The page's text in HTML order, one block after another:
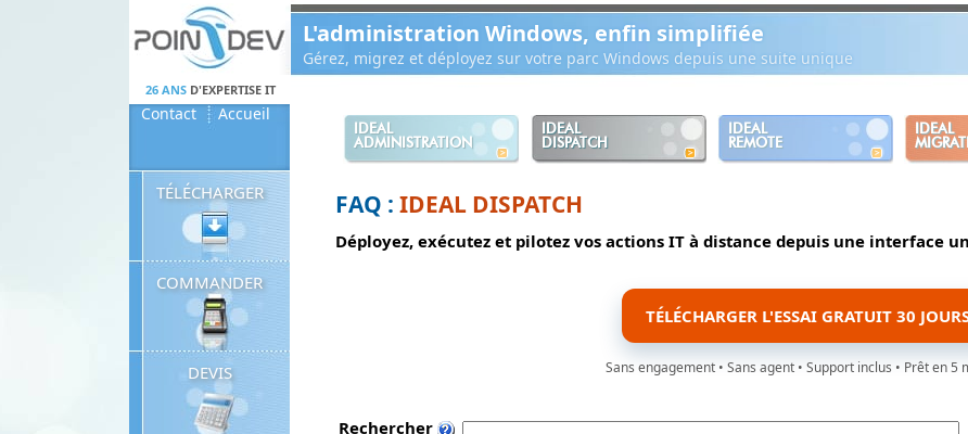
L'administration Windows, enfin simplifiée
Gérez, migrez et déployez sur votre parc Windows depuis une suite unique
26 ANS D'EXPERTISE IT
Contact Accueil
IDEAL
ADMINISTRATION
IDEAL
DISPATCH
IDEAL
REMOTE
IDEAL
TÉLÉCHARGER
COMMANDER
DEVIS
FAQ :IDEAL DISPATCH
Déployez, exécutez et pilotez vos actions IT à distance depuis une interface
TÉLÉCHARGER L'ESSAI GRATUIT 30
Sans engagement • Sans agent • Support inclus • Prêt en 5
Rechercher
Panneau de gestion des cookies